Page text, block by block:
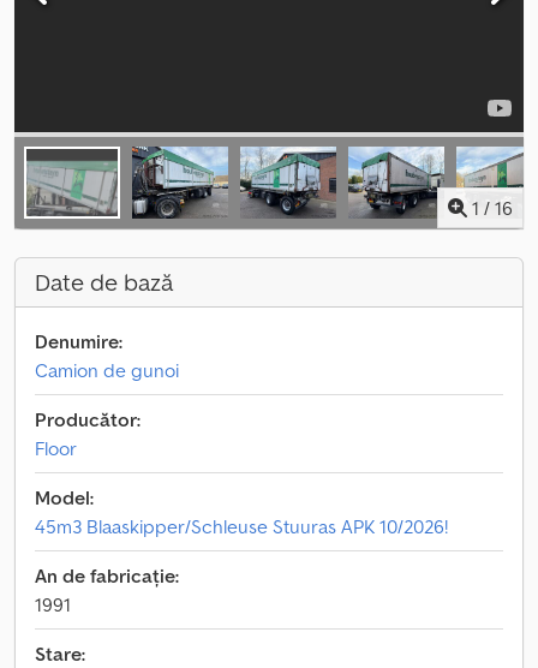
1 / 16
Date de bază
Denumire:
Camion de gunoi
Producător:
Floor
Model:
45m3 Blaaskipper/Schleuse Stuuras APK 10/2026!
An de fabricație:
1991
Stare: